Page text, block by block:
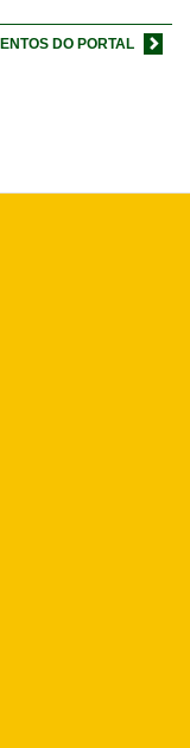
DO PORTAL